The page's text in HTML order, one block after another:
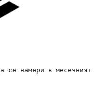
се намери в месечният